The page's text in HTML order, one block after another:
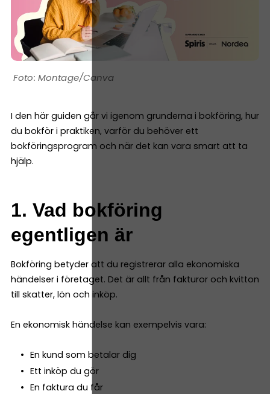
Montage/Canva
I den här guiden går vi igenom grunderna i bokföring, hur
du bokför i praktiken, varför du behöver ett
bokföringsprogram och när det kan vara smart att ta
hjälp.
1. Vad bokföring
egentligen är
Bokföring betyder att du registrerar alla ekonomiska
händelser i företaget. Det är allt från fakturor och kvitton
till skatter, lön och inköp.
En ekonomisk händelse kan exempelvis vara:
En kund som betalar dig
Ett inköp du gör
En faktura du får